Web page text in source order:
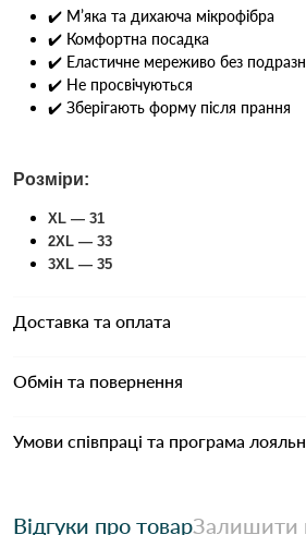
✔️ М’яка та дихаюча мікрофібра
✔️ Комфортна посадка
✔️ Еластичне мереживо без
✔️ Не просвічуються
✔️ Зберігають форму після прання
Розміри:
XL — 31
2XL — 33
3XL — 35
Доставка та оплата
Обмін та повернення
Умови співпраці та програма
Відгуки про товарЗалишити